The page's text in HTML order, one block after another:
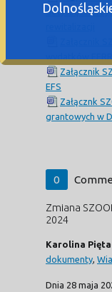
dotyczące
Załącznik
EFS
Załącznk
grantowych w
0
Zmiana
2024
Karolina
dokumenty
Dnia 28 maja